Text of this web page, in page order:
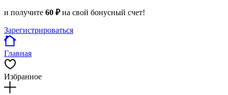
и получите 60 ₽на свой бонусный счет!
Зарегистрироваться
Главная
Избранное